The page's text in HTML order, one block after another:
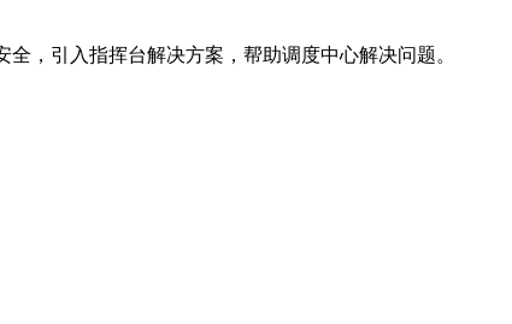
，引入指挥台解决方案，帮助调度中心解决问题。